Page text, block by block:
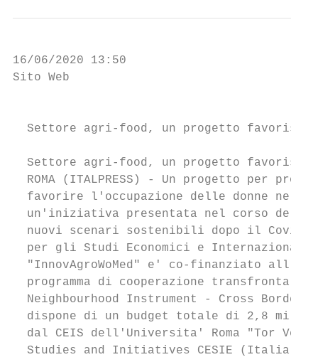
16/06/2020 13:50
Sito Web
Settore agri-food, un progetto favorisce
Settore agri-food, un progetto
ROMA (ITALPRESS) - Un progetto per
favorire l'occupazione delle donne nel
un'iniziativa presentata nel corso del
nuovi scenari sostenibili dopo il
per gli Studi Economici e
"InnovAgroWoMed" e' co-finanziato
programma di cooperazione
Neighbourhood Instrument - Cross Border
dispone di un budget totale di 2,8
dal CEIS dell'Universita' Roma "Tor
Studies and Initiatives CESIE (Italia),